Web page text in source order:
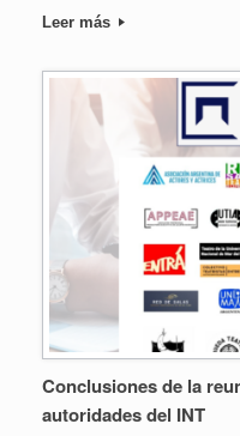
Leer más
Conclusiones de la
autoridades del INT